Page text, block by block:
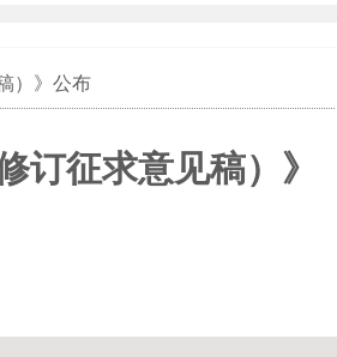
）》公布
订征求意见稿）》